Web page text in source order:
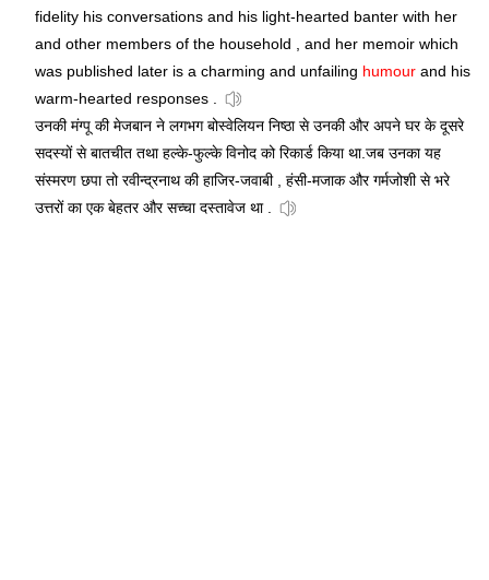
fidelity his conversations and his light-hearted banter with her
and other members of the household , and her memoir which
was published later is a charming and unfailing humour and his
warm-hearted responses .
उनकी मंग्पू की मेजबान ने लगभग बोस्वेलियन निष्ठा से उनकी और अपने घर के दूसरे
सदस्यों से बातचीत तथा हल्के-फुल्के विनोद को रिकार्ड किया था.जब उनका यह
संस्मरण छपा तो रवीन्द्रनाथ की हाजिर-जवाबी , हंसी-मजाक और गर्मजोशी से भरे
उत्तरों का एक बेहतर और सच्चा दस्तावेज था .